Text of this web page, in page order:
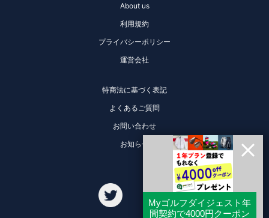
About us
利用規約
プライバシーポリシー
運営会社
特商法に基づく表記
よくあるご質問
お問い合わせ
お知らせ